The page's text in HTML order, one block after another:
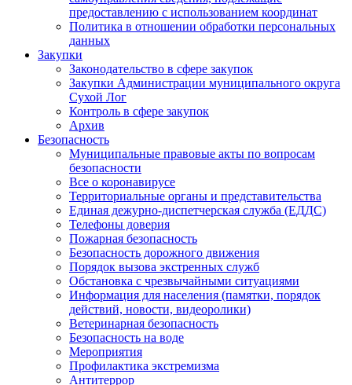
предоставлению с использованием координат
Политика в отношении обработки персональных
данных
Закупки
Законодательство в сфере закупок
Закупки Администрации муниципального округа
Сухой Лог
Контроль в сфере закупок
Архив
Безопасность
Муниципальные правовые акты по вопросам
безопасности
Все о коронавирусе
Территориальные органы и представительства
Единая дежурно-диспетчерская служба (ЕДДС)
Телефоны доверия
Пожарная безопасность
Безопасность дорожного движения
Порядок вызова экстренных служб
Обстановка с чрезвычайными ситуациями
Информация для населения (памятки, порядок
действий, новости, видеоролики)
Ветеринарная безопасность
Безопасность на воде
Мероприятия
Профилактика экстремизма
Антитеррор